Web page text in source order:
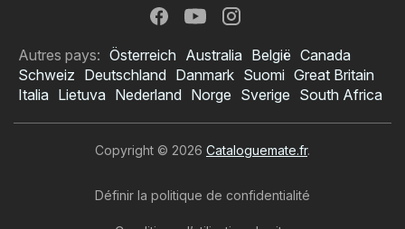
Autres pays: Österreich Australia België Canada
Schweiz Deutschland Danmark Suomi Great Britain
Italia Lietuva Nederland Norge Sverige South Africa
Copyright © 2026 Cataloguemate.fr.
Définir la politique de confidentialité